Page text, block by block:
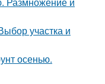
участка и
осенью.